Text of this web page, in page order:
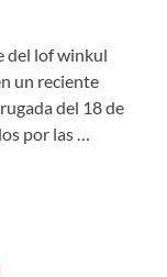
del lof winkul
un reciente
del 18 de
por las …